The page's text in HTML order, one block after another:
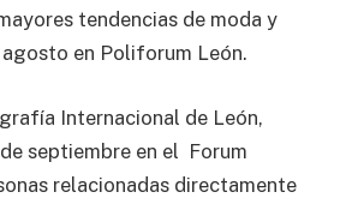
tendencias de moda y
en Poliforum León.
Internacional de León,
septiembre en el Forum
relacionadas directamente